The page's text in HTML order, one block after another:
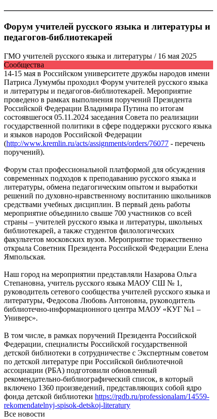
Форум учителей русского языка и литературы и
педагогов-библиотекарей
ГМО учителей русского языка и литературы / 16 мая 2025
Сообщества
14-15 мая в Российском университете дружбы народов имени
Патриса Лумумбы проходил Форум учителей русского языка
и литературы и педагогов-библиотекарей. Мероприятие
проведено в рамках выполнения поручений Президента
Российской Федерации Владимира Путина по итогам
состоявшегося 05.11.2024 заседания Совета по реализации
государственной политики в сфере поддержки русского языка
и языков народов Российской Федерации
(http://www.kremlin.ru/acts/assignments/orders/76077 - перечень
поручений).
Форум стал профессиональной платформой для обсуждения
современных подходов к преподаванию русского языка и
литературы, обмена педагогическим опытом и выработки
решений по духовно-нравственному воспитанию школьников
средствами учебных дисциплин. В первый день работы
мероприятие объединило свыше 700 участников со всей
страны – учителей русского языка и литературы, школьных
библиотекарей, а также студентов филологических
факультетов московских вузов. Мероприятие торжественно
открыла Советник Президента Российской Федерации Елена
Ямпольская.
Наш город на мероприятии представляли Назарова Ольга
Степановна, учитель русского языка МАОУ СШ № 1,
руководитель сетевого сообщества учителей русского языка и
литературы, Федосова Любовь Антоновна, руководитель
библиотечно-информационного центра МАОУ «КУГ №1 –
Универс».
В том числе, в рамках поручений Президента Российской
Федерации, специалисты Российской государственной
детской библиотеки в сотрудничестве с Экспертным советом
по детской литературе при Российской библиотечной
ассоциации (РБА) подготовили обновленный
рекомендательно-библиографический список, в который
включено 1360 произведений, представляющих собой ядро
фонда детской библиотеки https://rgdb.ru/professionalam/14559-
rekomendatelnyj-spisok-detskoj-literatury
Все новости